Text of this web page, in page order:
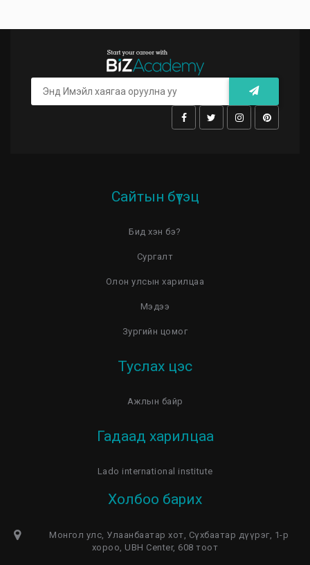
Сайтын бүтэц
Бид хэн бэ?
Сургалт
Олон улсын харилцаа
Мэдээ
Зургийн цомог
Туслах цэс
Ажлын байр
Гадаад харилцаа
Lado international institute
Холбоо барих
Монгол улс, Улаанбаатар хот, Сүхбаатар дүүрэг, 1-р
хороо, UBH Center, 608 тоот